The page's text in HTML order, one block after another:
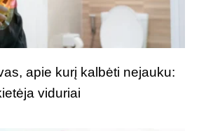
apie kurį kalbėti nejauku:
viduriai